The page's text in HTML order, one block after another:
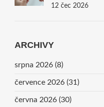
12 čec 2026
ARCHIVY
srpna 2026 (8)
července 2026 (31)
června 2026 (30)